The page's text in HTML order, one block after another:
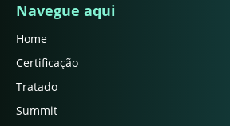
Navegue aqui
Home
Certificação
Tratado
Summit